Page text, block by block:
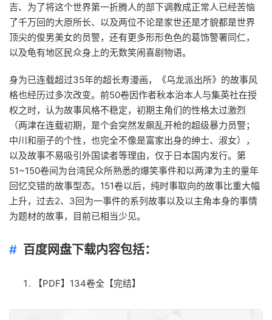
吉、为了将这个世界第一折腾人的部下调教成正常人已经苦恼
了千万回的大原所长、以及两位不论是家世还是才貌都是世界
顶尖的俊男美女的员警，还有更多形形色色的葛饰警署同仁，
以及龟有地区民众身上的无数笑闹喜剧物语。
身为已连载超过35年的超长寿漫画，《乌龙派出所》的故事风
格也经历过多次改变。前50卷因作者秋本治本人与集英社在授
权之时，认为故事风格不稳定，初期主角们的性格太过激烈
（两津在连载初期，是个会突然发飙乱开枪的超级暴力员警；
中川和丽子的个性，也完全不像是富家出身的绅士、淑女），
以及故事不易吸引外国读者等理由，仅于日本国内发行。第
51~150卷间为台湾民众所熟悉的爆笑事件和以两津为主的童年
回忆交错的故事型态。151卷以后，纯时事取向的故事比重大幅
上升，过去2、3回为一事件的系列故事以及以主角本身的事情
为题材的故事，目前已相当少见。
百度网盘下载内容包括：
【PDF】134卷全【完结】